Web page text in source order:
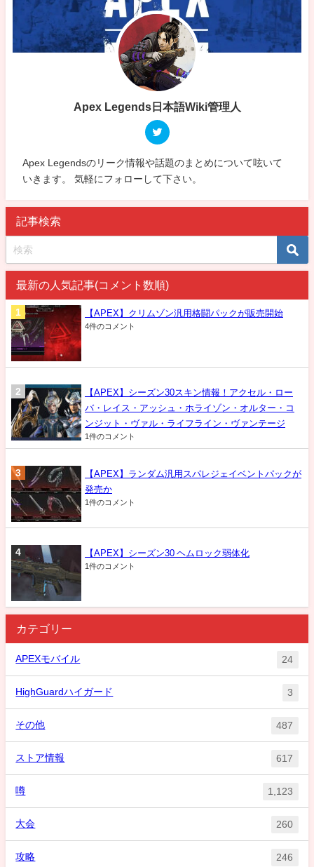
Apex Legends日本語Wiki管理人
Apex Legendsのリーク情報や話題のまとめについて呟いて
いきます。 気軽にフォローして下さい。
記事検索
最新の人気記事(コメント数順)
【APEX】クリムゾン汎用格闘パックが販売開始
4件のコメント
【APEX】シーズン30スキン情報！アクセル・ロー
バ・レイス・アッシュ・ホライゾン・オルター・コ
ンジット・ヴァル・ライフライン・ヴァンテージ
1件のコメント
【APEX】ランダム汎用スパレジェイベントパックが
発売か
1件のコメント
【APEX】シーズン30 ヘムロック弱体化
1件のコメント
カテゴリー
APEXモバイル 24
HighGuardハイガード 3
その他 487
ストア情報 617
噂 1,123
大会 260
攻略 246